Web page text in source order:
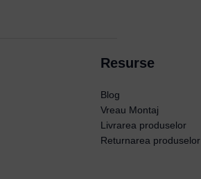
Resurse
Blog
Vreau Montaj
Livrarea produselor
Returnarea produselor